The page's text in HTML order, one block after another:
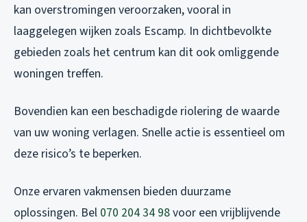
kan overstromingen veroorzaken, vooral in
laaggelegen wijken zoals Escamp. In dichtbevolkte
gebieden zoals het centrum kan dit ook omliggende
woningen treffen.
Bovendien kan een beschadigde riolering de waarde
van uw woning verlagen. Snelle actie is essentieel om
deze risico’s te beperken.
Onze ervaren vakmensen bieden duurzame
oplossingen. Bel 070 204 34 98voor een vrijblijvende